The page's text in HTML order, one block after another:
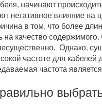
начинают
негативное влияние на
в том, что более
на качество
Однако,
частоте для
частота